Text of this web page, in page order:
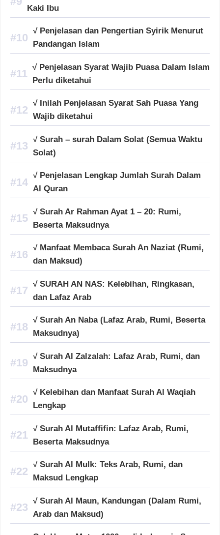
Kaki Ibu
√ Penjelasan dan Pengertian Syirik Menurut
Pandangan Islam
√ Penjelasan Syarat Wajib Puasa Dalam Islam
Perlu diketahui
√ Inilah Penjelasan Syarat Sah Puasa Yang
Wajib diketahui
√ Surah – surah Dalam Solat (Semua Waktu
Solat)
√ Penjelasan Lengkap Jumlah Surah Dalam
Al Quran
√ Surah Ar Rahman Ayat 1 – 20: Rumi,
Beserta Maksudnya
√ Manfaat Membaca Surah An Naziat (Rumi,
dan Maksud)
√ SURAH AN NAS: Kelebihan, Ringkasan,
dan Lafaz Arab
√ Surah An Naba (Lafaz Arab, Rumi, Beserta
Maksudnya)
√ Surah Al Zalzalah: Lafaz Arab, Rumi, dan
Maksudnya
√ Kelebihan dan Manfaat Surah Al Waqiah
Lengkap
√ Surah Al Mutaffifin: Lafaz Arab, Rumi,
Beserta Maksudnya
√ Surah Al Mulk: Teks Arab, Rumi, dan
Maksud Lengkap
√ Surah Al Maun, Kandungan (Dalam Rumi,
Arab dan Maksud)